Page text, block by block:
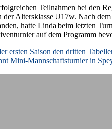
Teilnahmen bei den
der Altersklasse U17w. Nach
hatte Linda beim letzten
auf dem Programm
ersten Saison den dritten
Mini-Mannschaftsturnier in